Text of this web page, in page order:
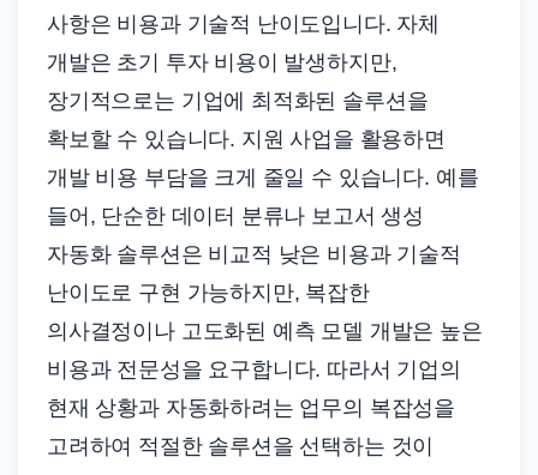
사항은 비용과 기술적 난이도입니다. 자체
개발은 초기 투자 비용이 발생하지만,
장기적으로는 기업에 최적화된 솔루션을
확보할 수 있습니다. 지원 사업을 활용하면
개발 비용 부담을 크게 줄일 수 있습니다. 예를
들어, 단순한 데이터 분류나 보고서 생성
자동화 솔루션은 비교적 낮은 비용과 기술적
난이도로 구현 가능하지만, 복잡한
의사결정이나 고도화된 예측 모델 개발은 높은
비용과 전문성을 요구합니다. 따라서 기업의
현재 상황과 자동화하려는 업무의 복잡성을
고려하여 적절한 솔루션을 선택하는 것이